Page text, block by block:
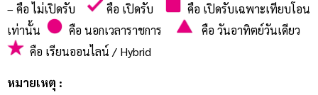
– คือ ไม่เปิดรับ คือ เปิดรับ
คือ เปิดรับเฉพาะเทียบโอน
เท่านั้น
คือ นอกเวลาราชการ
คือ วันอาทิตย์วันเดียว
คือ เรียนออนไลน์ / Hybrid
หมายเหตุ :